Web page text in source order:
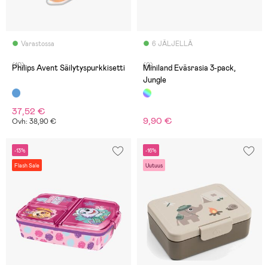
Varastossa
(10)
Philips Avent Säilytyspurkkisetti
37,52 €
Ovh: 38,90 €
6 JÄLJELLÄ
(0)
Miniland Eväsrasia 3-pack,
Jungle
9,90 €
-13%
Flash Sale
-16%
Uutuus